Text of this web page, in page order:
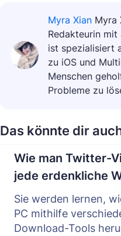
Myra Xian Myra
Redakteurin
ist spezialisiert
zu iOS und
Menschen
Probleme zu
Das könnte dir
Wie man Twitter-
jede erdenkliche
Sie werden lernen,
PC mithilfe
Download-Tools